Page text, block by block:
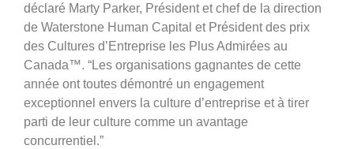
déclaré Marty Parker, Président et chef de la direction
de Waterstone Human Capital et Président des prix
des Cultures d’Entreprise les Plus Admirées au
Canada™. “Les organisations gagnantes de cette
année ont toutes démontré un engagement
exceptionnel envers la culture d’entreprise et à tirer
parti de leur culture comme un avantage
concurrentiel.”